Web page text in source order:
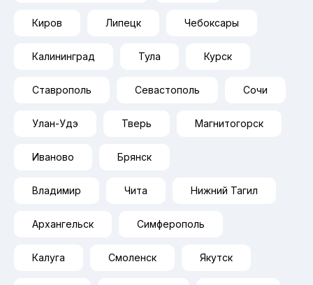
Киров Липецк Чебоксары
Калининград Тула Курск
Ставрополь Севастополь Сочи
Улан-Удэ Тверь Магнитогорск
Иваново Брянск
Владимир Чита Нижний Тагил
Архангельск Симферополь
Калуга Смоленск Якутск